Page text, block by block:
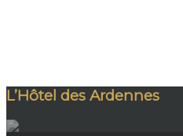
L’Hôtel des Ardennes